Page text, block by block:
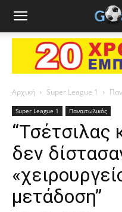
Αρχική Super League 1
Super League 1 Παναιτωλικός
“Τσέτσιλας
δεν
μετάδοση”